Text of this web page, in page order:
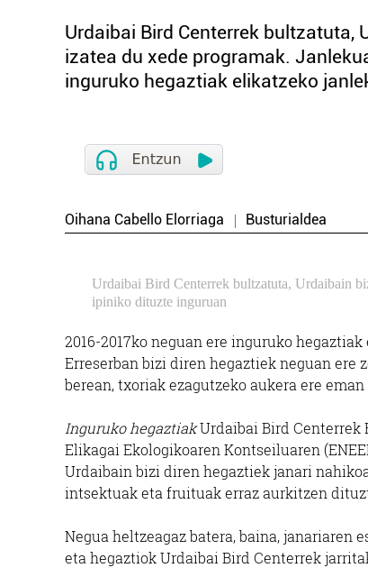
Urdaibai Bird Centerrek bultzatuta,
izatea du xede programak.
inguruko hegaztiak elikatzeko
Oihana Cabello Elorriaga Busturialdea
Urdaibai Bird Centerrek bultzatuta, Urdaibain
ipiniko dituzte inguruan
2016-2017ko neguan ere inguruko
Erreserban bizi diren hegaztiek neguan ere
berean, txoriak ezagutzeko aukera ere
Inguruko hegaztiakUrdaibai Bird Centerrek
Elikagai Ekologikoaren Kontseiluaren
Urdaibain bizi diren hegaztiek janari
intsektuak eta fruituak erraz aurkitzen
Negua heltzeagaz batera, baina,
eta hegaztiok Urdaibai Bird Centerrek